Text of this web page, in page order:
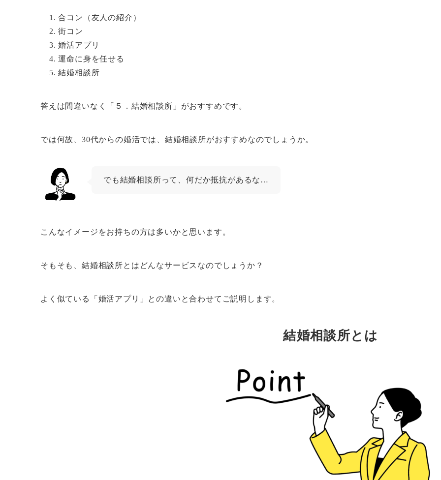
合コン（友人の紹介）
街コン
婚活アプリ
運命に身を任せる
結婚相談所
答えは間違いなく「５．結婚相談所」がおすすめです。
では何故、30代からの婚活では、結婚相談所がおすすめなのでしょうか。
でも結婚相談所って、何だか抵抗があるな…
こんなイメージをお持ちの方は多いかと思います。
そもそも、結婚相談所とはどんなサービスなのでしょうか？
よく似ている「婚活アプリ」との違いと合わせてご説明します。
結婚相談所とは